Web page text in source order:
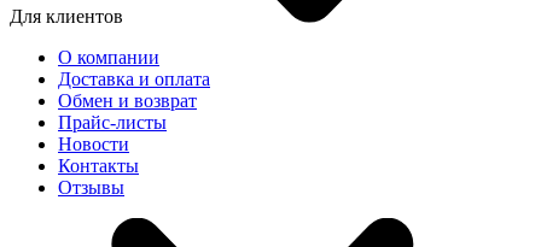
Для клиентов
О компании
Доставка и оплата
Обмен и возврат
Прайс-листы
Новости
Контакты
Отзывы